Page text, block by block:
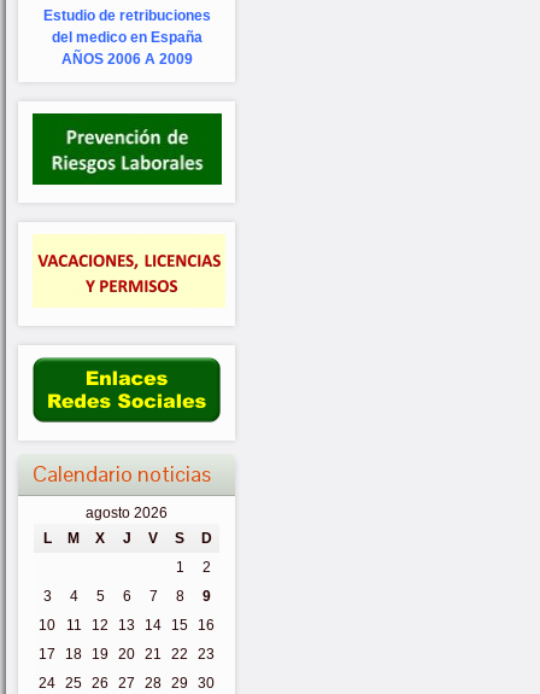
Estudio de retribuciones
del medico en España
AÑOS 2006 A 2009
Calendario noticias
agosto 2026
L
M X J V S
D
1
2
3
4 5 6 7 8
9
10
11 12 13 14 15
16
17
18 19 20 21 22
23
24 25 26 27 28 29 30